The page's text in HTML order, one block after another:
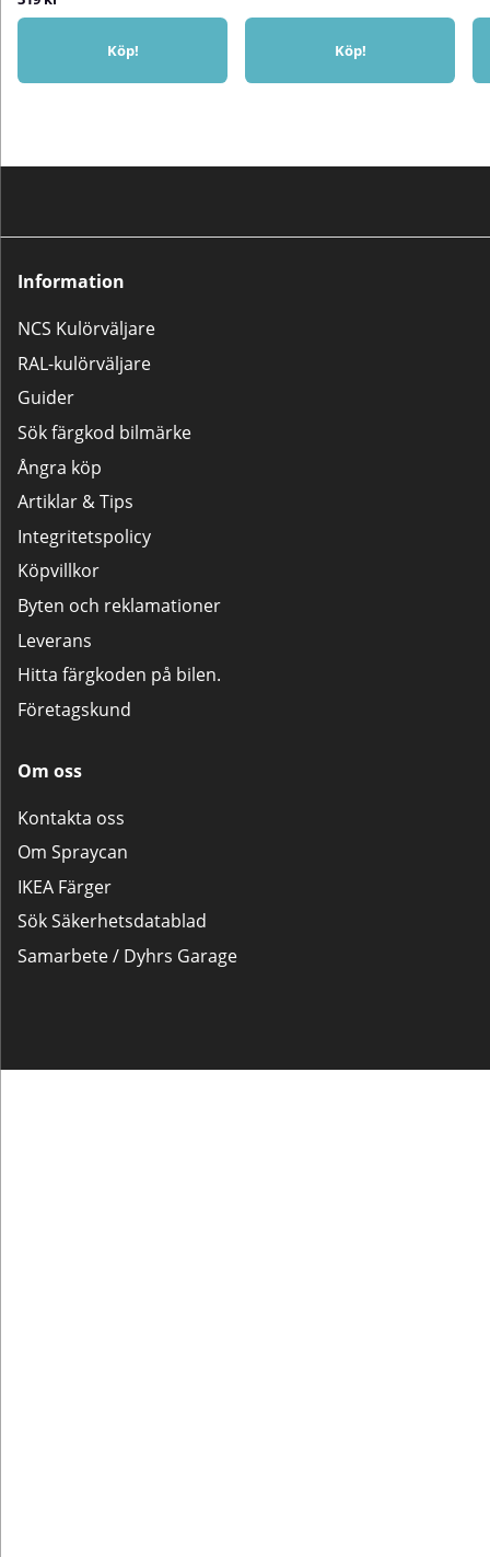
Köp! Köp!
Information
NCS Kulörväljare
RAL-kulörväljare
Guider
Sök färgkod bilmärke
Ångra köp
Artiklar & Tips
Integritetspolicy
Köpvillkor
Byten och reklamationer
Leverans
Hitta färgkoden på bilen.
Företagskund
Om oss
Kontakta oss
Om Spraycan
IKEA Färger
Sök Säkerhetsdatablad
Samarbete / Dyhrs Garage